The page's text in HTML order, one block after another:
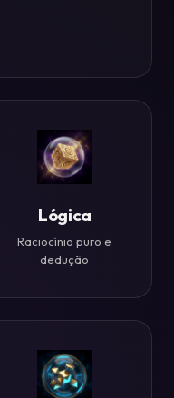
Lógica
Raciocínio puro e
dedução